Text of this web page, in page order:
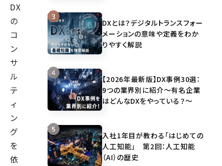
DX
の
コ
ン
サ
ル
テ
ィ
ン
グ
を
依
DXとは？デジタルトランスフォー
メーションの意味や定義をわか
りやすく解説
【2026年最新版】DX事例30選：
9つの業界別に紹介～有名企業
はどんなDXをやっている？～
入社1年目が教わる「はじめての
人工知能」 第2回：人工知能
（AI）の歴史